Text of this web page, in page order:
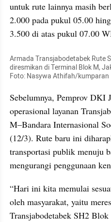
untuk rute lainnya masih
2.000 pada pukul 05.00
3.500 di atas pukul 07.00
Armada Transjabodetabek Rute
diresmikan di Terminal Blok M,
Foto: Nasywa Athifah/kumparan
Sebelumnya, Pemprov DKI
operasional layanan
M–Bandara Internasional
(12/3). Rute baru ini
transportasi publik menuju
mengurangi penggunaan
“Hari ini kita memulai
oleh masyarakat, yaitu
Transjabodetabek SH2